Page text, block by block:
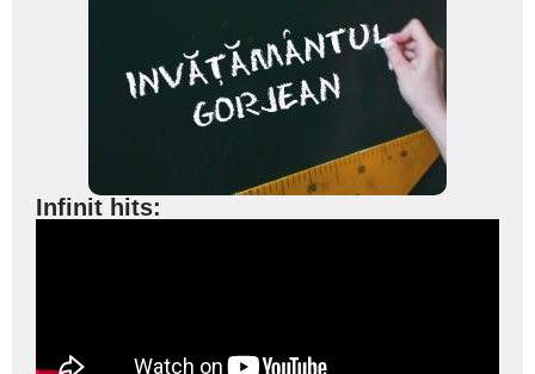
Infinit hits: